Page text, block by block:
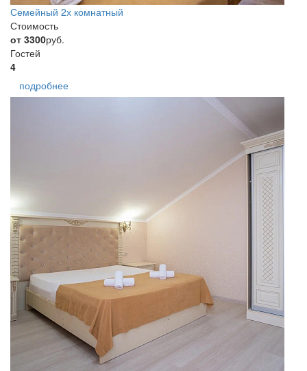
Семейный 2х комнатный
Стоимость
от 3300руб.
Гостей
4
подробнее